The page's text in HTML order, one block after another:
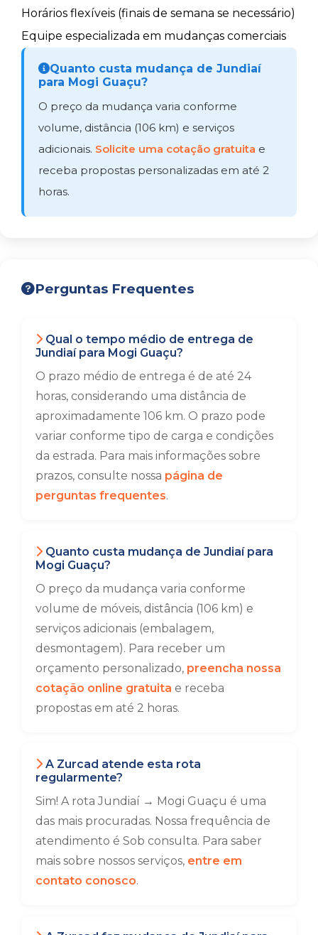
Horários flexíveis (finais de semana se necessário)
Equipe especializada em mudanças comerciais
Quanto custa mudança de Jundiaí
para Mogi Guaçu?
O preço da mudança varia conforme
volume, distância (106 km) e serviços
adicionais. Solicite uma cotação gratuita e
receba propostas personalizadas em até 2
horas.
Perguntas Frequentes
Qual o tempo médio de entrega de
Jundiaí para Mogi Guaçu?
O prazo médio de entrega é de até 24
horas, considerando uma distância de
aproximadamente 106 km. O prazo pode
variar conforme tipo de carga e condições
da estrada. Para mais informações sobre
prazos, consulte nossa página de
perguntas frequentes.
Quanto custa mudança de Jundiaí para
Mogi Guaçu?
O preço da mudança varia conforme
volume de móveis, distância (106 km) e
serviços adicionais (embalagem,
desmontagem). Para receber um
orçamento personalizado, preencha nossa
cotação online gratuita e receba
propostas em até 2 horas.
A Zurcad atende esta rota
regularmente?
Sim! A rota Jundiaí → Mogi Guaçu é uma
das mais procuradas. Nossa frequência de
atendimento é Sob consulta. Para saber
mais sobre nossos serviços, entre em
contato conosco.